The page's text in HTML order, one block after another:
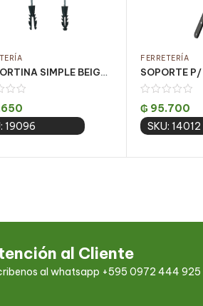
KIT CORTINA SIMPLE BEIGE 3 MT (PQT C/ 5 UN)
19096
Add to cart
FERRETERÍA
₲ 95.700
SKU: 14012
al Cliente
al whatsapp +595 0972 444 925